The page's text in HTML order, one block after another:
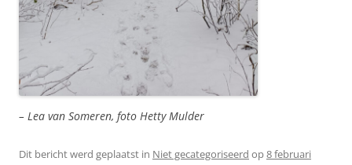
– Lea van Someren, foto Hetty Mulder
Dit bericht werd geplaatst in Niet gecategoriseerd op8 februari